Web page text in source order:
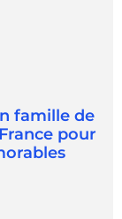
famille de
pour